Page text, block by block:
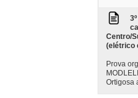
Centro/
(elétrico
Prova
Ortigosa